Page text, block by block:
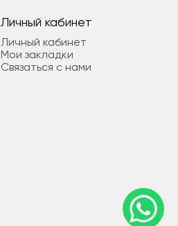
Личный кабинет
Личный кабинет
Мои закладки
Связаться с нами